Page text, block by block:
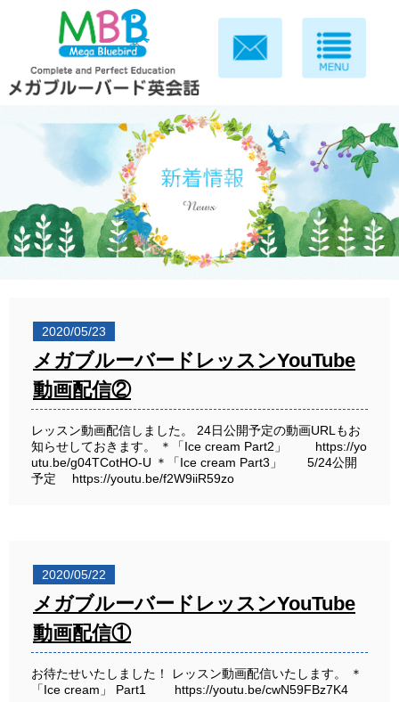
2020/05/23
メガブルーバードレッスンYouTube
動画配信②
レッスン動画配信しました。 24日公開予定の動画URLもお
知らせしておきます。 ＊「Ice cream Part2」 https://yo
utu.be/g04TCotHO-U ＊「Ice cream Part3」 5/24公開
予定 https://youtu.be/f2W9iiR59zo
2020/05/22
メガブルーバードレッスンYouTube
動画配信①
お待たせいたしました！ レッスン動画配信いたします。 ＊
「Ice cream」 Part1 https://youtu.be/cwN59FBz7K4